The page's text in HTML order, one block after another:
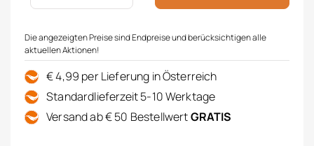
Die angezeigten Preise sind Endpreise und berücksichtigen alle
aktuellen Aktionen!
€ 4,99 per Lieferung in Österreich
Standardlieferzeit 5-10 Werktage
Versand ab € 50 BestellwertGRATIS